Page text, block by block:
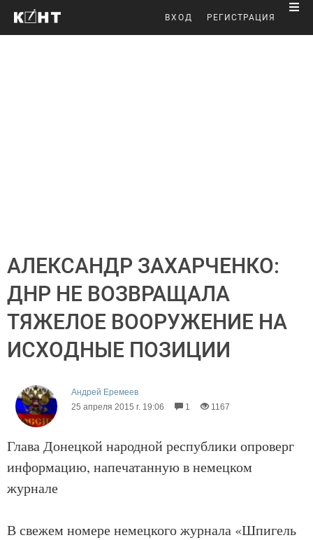
ВХОД РЕГИСТРАЦИЯ
АЛЕКСАНДР ЗАХАРЧЕНКО:
ДНР НЕ ВОЗВРАЩАЛА
ТЯЖЕЛОЕ ВООРУЖЕНИЕ НА
ИСХОДНЫЕ ПОЗИЦИИ
Андрей Еремеев
25 апреля 2015 г. 19:06
1 1167
Глава Донецкой народной республики опроверг
информацию, напечатанную в немецком
журнале
В свежем номере немецкого журнала ​«​Шпигель​